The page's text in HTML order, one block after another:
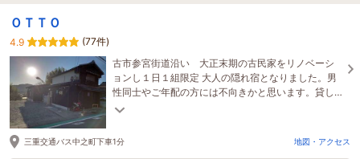
ＯＴＴＯ
4.9
(77件)
古市参宮街道沿い 大正末期の古民家をリノベーシ
ョンし１日１組限定 大人の隠れ宿となりました。男
性同士やご年配の方には不向きかと思います。貸し
切りで気楽に過ごせるオーベルジュをご堪能くださ
三重交通バス中之町下車1分 地図・アクセス